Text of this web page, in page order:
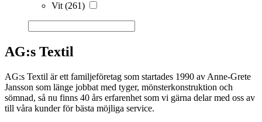
Vit (261)
AG:s Textil
AG:s Textil är ett familjeföretag som startades 1990 av Anne-Grete
Jansson som länge jobbat med tyger, mönsterkonstruktion och
sömnad, så nu finns 40 års erfarenhet som vi gärna delar med oss av
till våra kunder för bästa möjliga service.